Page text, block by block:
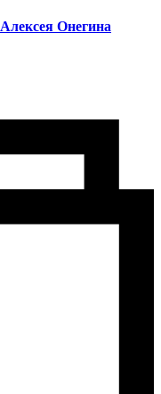
Алексея Онегина